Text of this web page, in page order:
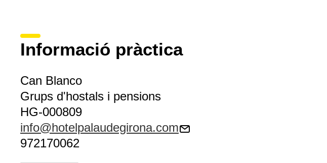
Informació pràctica
Can Blanco
Grups d'hostals i pensions
HG-000809
info@hotelpalaudegirona.com
972170062